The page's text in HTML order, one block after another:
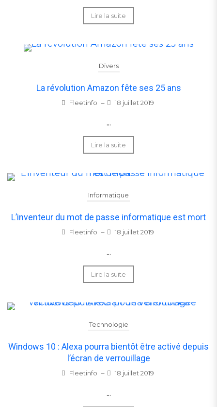
Lire la suite
Divers
La révolution Amazon fête ses 25 ans
Fleetinfo – 18 juillet 2019
...
Lire la suite
Informatique
L’inventeur du mot de passe informatique est mort
Fleetinfo – 18 juillet 2019
...
Lire la suite
Technologie
Windows 10 : Alexa pourra bientôt être activé depuis
l’écran de verrouillage
Fleetinfo – 18 juillet 2019
...